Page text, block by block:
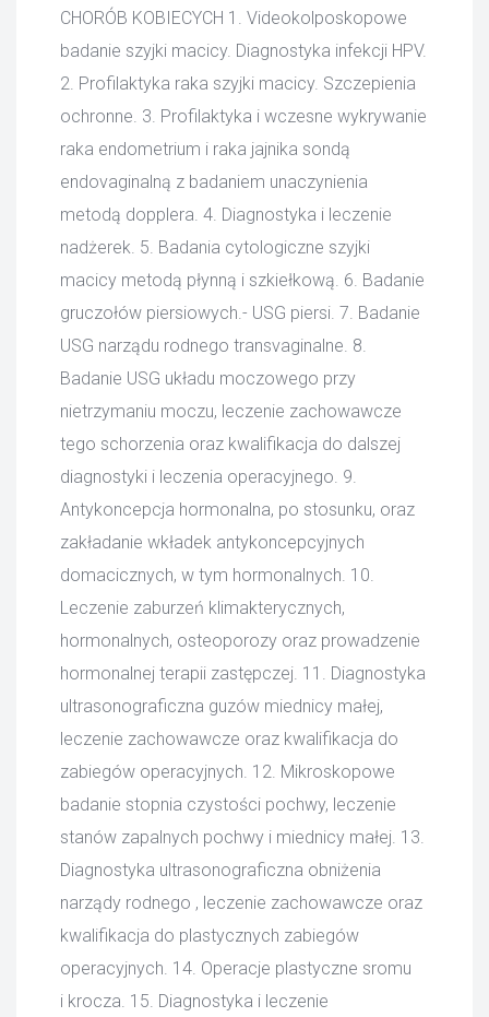
CHORÓB KOBIECYCH 1. Videokolposkopowe
badanie szyjki macicy. Diagnostyka infekcji HPV.
2. Profilaktyka raka szyjki macicy. Szczepienia
ochronne. 3. Profilaktyka i wczesne wykrywanie
raka endometrium i raka jajnika sondą
endovaginalną z badaniem unaczynienia
metodą dopplera. 4. Diagnostyka i leczenie
nadżerek. 5. Badania cytologiczne szyjki
macicy metodą płynną i szkiełkową. 6. Badanie
gruczołów piersiowych.- USG piersi. 7. Badanie
USG narządu rodnego transvaginalne. 8.
Badanie USG układu moczowego przy
nietrzymaniu moczu, leczenie zachowawcze
tego schorzenia oraz kwalifikacja do dalszej
diagnostyki i leczenia operacyjnego. 9.
Antykoncepcja hormonalna, po stosunku, oraz
zakładanie wkładek antykoncepcyjnych
domacicznych, w tym hormonalnych. 10.
Leczenie zaburzeń klimakterycznych,
hormonalnych, osteoporozy oraz prowadzenie
hormonalnej terapii zastępczej. 11. Diagnostyka
ultrasonograficzna guzów miednicy małej,
leczenie zachowawcze oraz kwalifikacja do
zabiegów operacyjnych. 12. Mikroskopowe
badanie stopnia czystości pochwy, leczenie
stanów zapalnych pochwy i miednicy małej. 13.
Diagnostyka ultrasonograficzna obniżenia
narządy rodnego , leczenie zachowawcze oraz
kwalifikacja do plastycznych zabiegów
operacyjnych. 14. Operacje plastyczne sromu
i krocza. 15. Diagnostyka i leczenie